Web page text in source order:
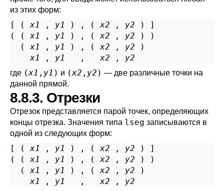
из этих форм:
[ ( x1 , y1 ) , ( x2 , y2 ) ]
( ( x1 , y1 ) , ( x2 , y2 ) )
  (
x1 , y1 ) , ( x2 , y2 )
x1
, y1
   ,
x2 , y2
где (x1 , y1 ) и (x2 , y2 ) — две различные точки на
данной прямой.
8.8.3. Отрезки
Отрезок представляется парой точек, определяющих
концы отрезка. Значения типа lseg записываются в
одной из следующих форм:
[ ( x1 , y1 ) , ( x2 , y2 ) ]
( ( x1 , y1 ) , ( x2 , y2 ) )
  (
x1 , y1 ) , ( x2 , y2 )
x1
, y1
   ,
x2 , y2